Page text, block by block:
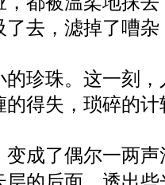
去，滤掉了嘈
珍珠。这一刻
得失，琐碎的计
成了偶尔一两声